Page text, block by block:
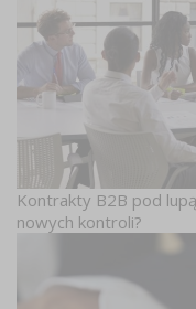
Kontrakty B2B pod
nowych kontroli?